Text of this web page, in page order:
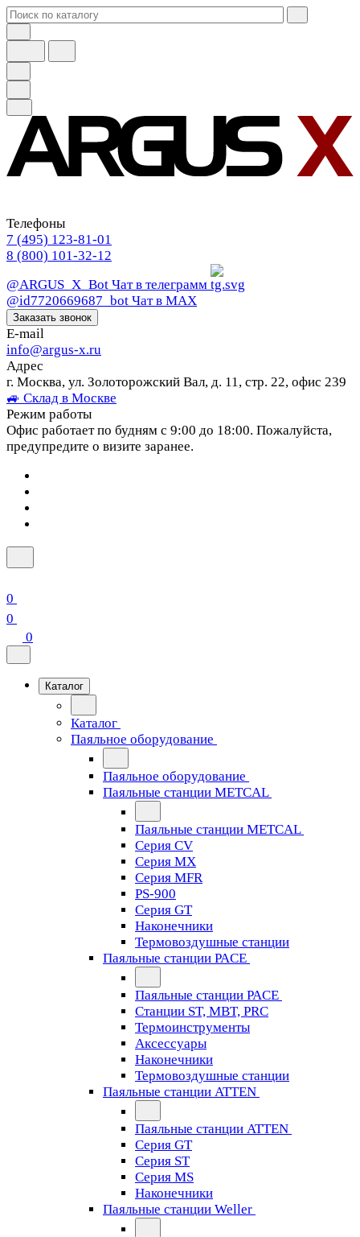
Телефоны
7 (495) 123-81-01
8 (800) 101-32-12
@ARGUS_X_Bot Чат в телеграмм
@id7720669687_bot Чат в МАХ
Заказать звонок
E-mail
info@argus-x.ru
Адрес
г. Москва, ул. Золоторожский Вал, д. 11, стр. 22, офис 239
🚙 Склад в Москве
Режим работы
Офис работает по будням с 9:00 до 18:00. Пожалуйста,
предупредите о визите заранее.
0
0
0
Каталог
Каталог
Паяльное оборудование
Паяльное оборудование
Паяльные станции METCAL
Паяльные станции METCAL
Серия CV
Серия MX
Серия MFR
PS-900
Серия GT
Наконечники
Термовоздушные станции
Паяльные станции PACE
Паяльные станции PACE
Станции ST, MBT, PRC
Термоинструменты
Аксессуары
Наконечники
Термовоздушные станции
Паяльные станции ATTEN
Паяльные станции ATTEN
Серия GT
Серия ST
Серия MS
Наконечники
Паяльные станции Weller